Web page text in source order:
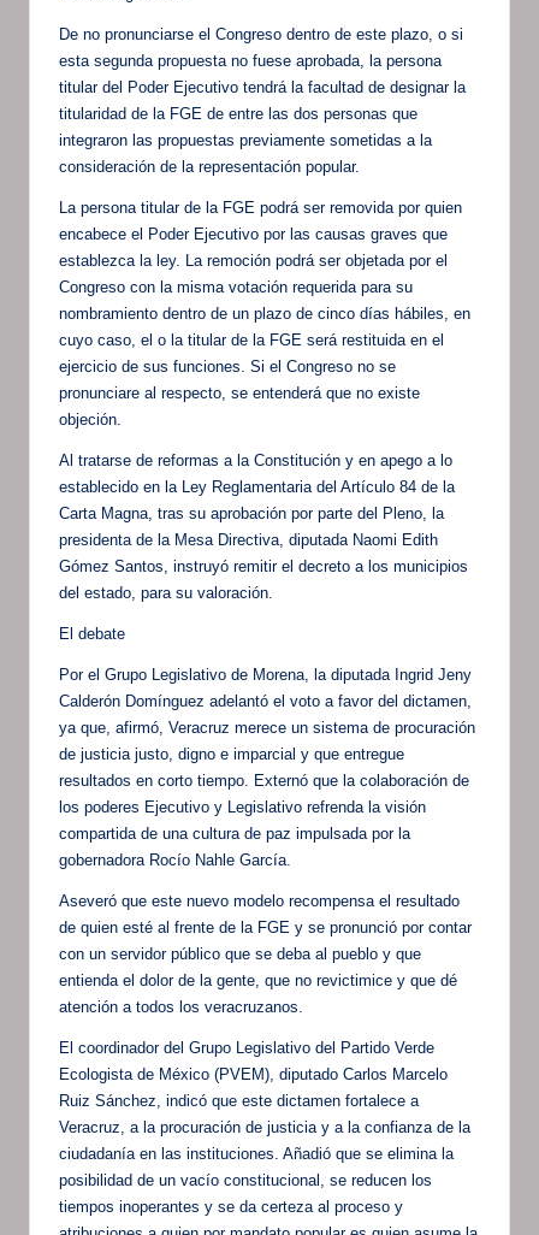
De no pronunciarse el Congreso dentro de este plazo, o si
esta segunda propuesta no fuese aprobada, la persona
titular del Poder Ejecutivo tendrá la facultad de designar la
titularidad de la FGE de entre las dos personas que
integraron las propuestas previamente sometidas a la
consideración de la representación popular.
La persona titular de la FGE podrá ser removida por quien
encabece el Poder Ejecutivo por las causas graves que
establezca la ley. La remoción podrá ser objetada por el
Congreso con la misma votación requerida para su
nombramiento dentro de un plazo de cinco días hábiles, en
cuyo caso, el o la titular de la FGE será restituida en el
ejercicio de sus funciones. Si el Congreso no se
pronunciare al respecto, se entenderá que no existe
objeción.
Al tratarse de reformas a la Constitución y en apego a lo
establecido en la Ley Reglamentaria del Artículo 84 de la
Carta Magna, tras su aprobación por parte del Pleno, la
presidenta de la Mesa Directiva, diputada Naomi Edith
Gómez Santos, instruyó remitir el decreto a los municipios
del estado, para su valoración.
El debate
Por el Grupo Legislativo de Morena, la diputada Ingrid Jeny
Calderón Domínguez adelantó el voto a favor del dictamen,
ya que, afirmó, Veracruz merece un sistema de procuración
de justicia justo, digno e imparcial y que entregue
resultados en corto tiempo. Externó que la colaboración de
los poderes Ejecutivo y Legislativo refrenda la visión
compartida de una cultura de paz impulsada por la
gobernadora Rocío Nahle García.
Aseveró que este nuevo modelo recompensa el resultado
de quien esté al frente de la FGE y se pronunció por contar
con un servidor público que se deba al pueblo y que
entienda el dolor de la gente, que no revictimice y que dé
atención a todos los veracruzanos.
El coordinador del Grupo Legislativo del Partido Verde
Ecologista de México (PVEM), diputado Carlos Marcelo
Ruiz Sánchez, indicó que este dictamen fortalece a
Veracruz, a la procuración de justicia y a la confianza de la
ciudadanía en las instituciones. Añadió que se elimina la
posibilidad de un vacío constitucional, se reducen los
tiempos inoperantes y se da certeza al proceso y